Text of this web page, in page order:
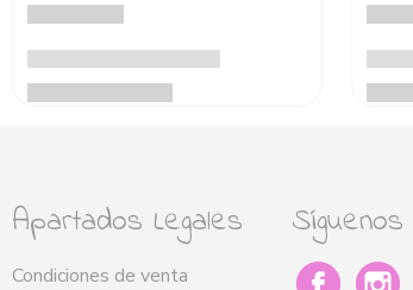
Apartados Legales
Condiciones de venta
Síguenos